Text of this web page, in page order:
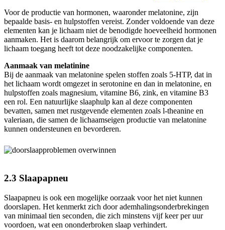
Voor de productie van hormonen, waaronder melatonine, zijn
bepaalde basis- en hulpstoffen vereist. Zonder voldoende van deze
elementen kan je lichaam niet de benodigde hoeveelheid hormonen
aanmaken. Het is daarom belangrijk om ervoor te zorgen dat je
lichaam toegang heeft tot deze noodzakelijke componenten.
Aanmaak van melatinine
Bij de aanmaak van melatonine spelen stoffen zoals 5-HTP, dat in
het lichaam wordt omgezet in serotonine en dan in melatonine, en
hulpstoffen zoals magnesium, vitamine B6, zink, en vitamine B3
een rol. Een natuurlijke slaaphulp kan al deze componenten
bevatten, samen met rustgevende elementen zoals l-theanine en
valeriaan, die samen de lichaamseigen productie van melatonine
kunnen ondersteunen en bevorderen.
2.3 Slaapapneu
Slaapapneu is ook een mogelijke oorzaak voor het niet kunnen
doorslapen. Het kenmerkt zich door ademhalingsonderbrekingen
van minimaal tien seconden, die zich minstens vijf keer per uur
voordoen, wat een ononderbroken slaap verhindert.